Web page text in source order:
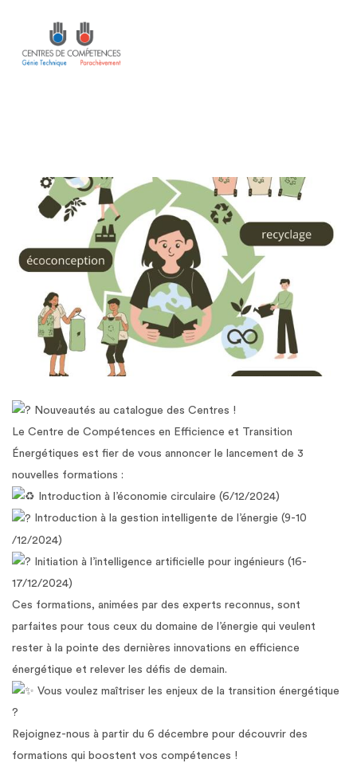
Nouveautés au catalogue des Centres !
Le Centre de Compétences en Efficience et Transition
Énergétiques est fier de vous annoncer le lancement de 3
nouvelles formations :
Introduction à l’économie circulaire (6/12/2024)
Introduction à la gestion intelligente de l’énergie (9-10
/12/2024)
Initiation à l’intelligence artificielle pour ingénieurs (16-
17/12/2024)
Ces formations, animées par des experts reconnus, sont
parfaites pour tous ceux du domaine de l’énergie qui veulent
rester à la pointe des dernières innovations en efficience
énergétique et relever les défis de demain.
Vous voulez maîtriser les enjeux de la transition énergétique
?
Rejoignez-nous à partir du 6 décembre pour découvrir des
formations qui boostent vos compétences !